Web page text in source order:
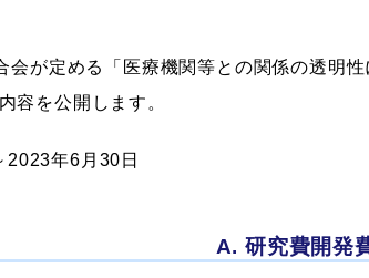
会が定める「医療機関等との関係の透明
容を公開します。
年6月30日
A. 研究費開発